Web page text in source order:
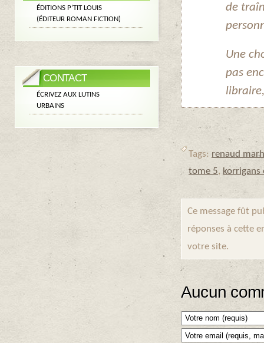
de
Une
pas
Tags: renaud
tome 5, korrigans
Ce message fût
réponses à cette
votre site.
Aucun
ÉDITIONS P’TIT LOUIS
(ÉDITEUR ROMAN FICTION)
CONTACT
ÉCRIVEZ AUX LUTINS
URBAINS